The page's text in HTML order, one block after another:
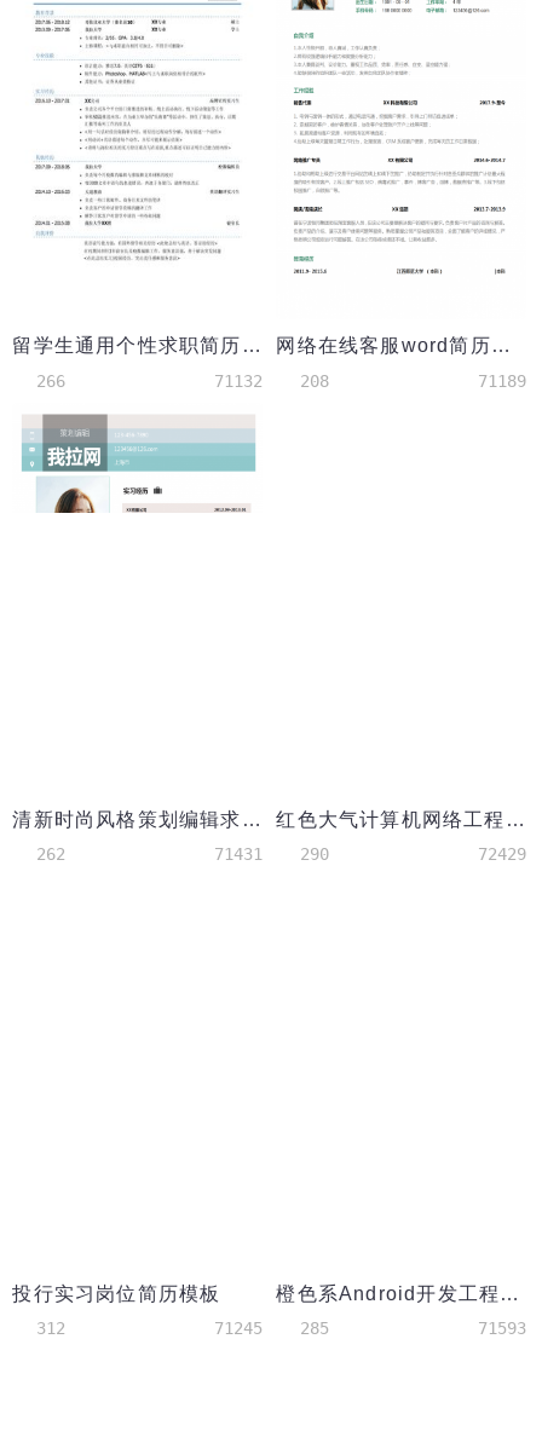
留学生通用个性求职简历模板|彩色简历模板
266 71132
网络在线客服word简历模板
208 71189
清新时尚风格策划编辑求职简历
262 71431
红色大气计算机网络工程师简历
290 72429
投行实习岗位简历模板
312 71245
橙色系Android开发工程师简历模板
285 71593